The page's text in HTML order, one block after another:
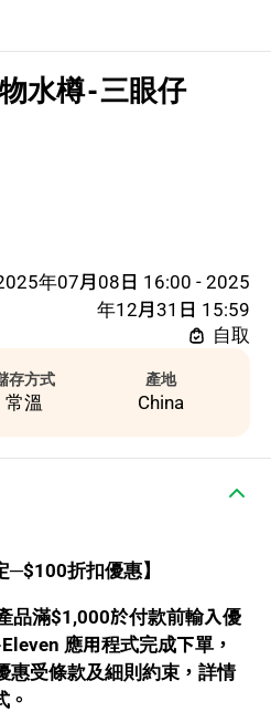
水樽 - 三眼仔
年07月08日 16:00 - 2025
年12月31日 15:59
自取
存方式
常溫
產地
China
─$100折扣優惠】
品滿$1,000於付款前輸入優
應用程式完成下單，
惠受條款及細則約束，詳情